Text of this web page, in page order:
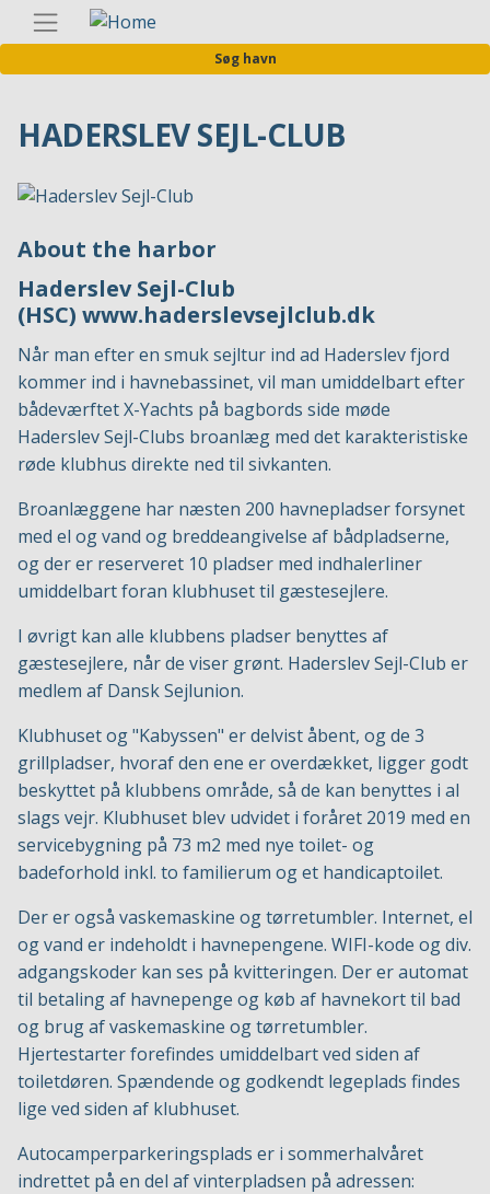
til
hovedindhold
Søg havn
HADERSLEV SEJL-CLUB
About the harbor
Haderslev Sejl-Club
(HSC) www.haderslevsejlclub.dk
Når man efter en smuk sejltur ind ad Haderslev fjord
kommer ind i havnebassinet, vil man umiddelbart efter
bådeværftet X-Yachts på bagbords side møde
Haderslev Sejl-Clubs broanlæg med det karakteristiske
røde klubhus direkte ned til sivkanten.
Broanlæggene har næsten 200 havnepladser forsynet
med el og vand og breddeangivelse af bådpladserne,
og der er reserveret 10 pladser med indhalerliner
umiddelbart foran klubhuset til gæstesejlere.
I øvrigt kan alle klubbens pladser benyttes af
gæstesejlere, når de viser grønt. Haderslev Sejl-Club er
medlem af Dansk Sejlunion.
Klubhuset og "Kabyssen" er delvist åbent, og de 3
grillpladser, hvoraf den ene er overdækket, ligger godt
beskyttet på klubbens område, så de kan benyttes i al
slags vejr. Klubhuset blev udvidet i foråret 2019 med en
servicebygning på 73 m2 med nye toilet- og
badeforhold inkl. to familierum og et handicaptoilet.
Der er også vaskemaskine og tørretumbler. Internet, el
og vand er indeholdt i havnepengene. WIFI-kode og div.
adgangskoder kan ses på kvitteringen. Der er automat
til betaling af havnepenge og køb af havnekort til bad
og brug af vaskemaskine og tørretumbler.
Hjertestarter forefindes umiddelbart ved siden af
toiletdøren. Spændende og godkendt legeplads findes
lige ved siden af klubhuset.
Autocamperparkeringsplads er i sommerhalvåret
indrettet på en del af vinterpladsen på adressen: